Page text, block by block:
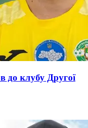
до клубу Другої